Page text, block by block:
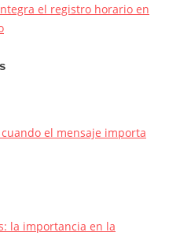
el registro horario en
el mensaje importa
la importancia en la